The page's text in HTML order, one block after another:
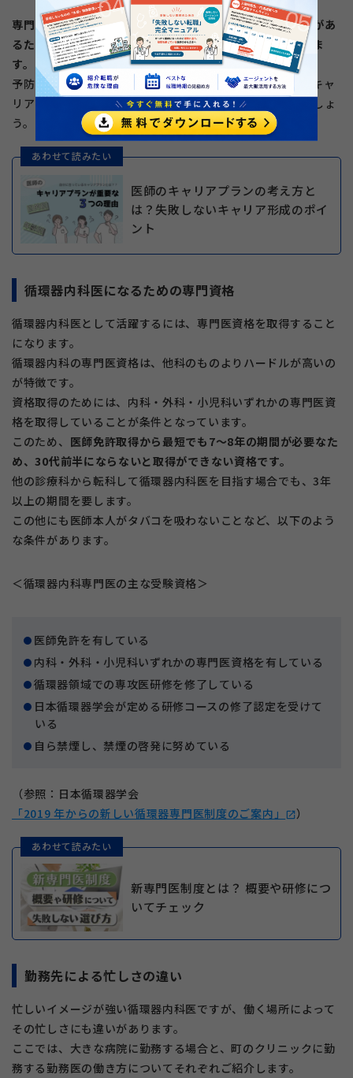
専門医になるまでの過程が長く、一般内科医としての素地があ
るため、キャリアパスの選択肢が多いことが特徴でもありま
す。
予防医療や検診、心臓リハビリテーションなど、セカンドキャ
リアの道も選びやすく、長く活躍できる領域だと言えるでしょ
う。
あわせて読みたい
医師のキャリアプランの考え方と
は？失敗しないキャリア形成のポイ
ント
循環器内科医になるための専門資格
循環器内科医として活躍するには、専門医資格を取得すること
になります。
循環器内科の専門医資格は、他科のものよりハードルが高いの
が特徴です。
資格取得のためには、内科・外科・小児科いずれかの専門医資
格を取得していることが条件となっています。
このため、 医師免許取得から最短でも7〜8年の期間が必要なた
め、30代前半にならないと取得ができない資格です。
他の診療科から転科して循環器内科医を目指す場合でも、3年
以上の期間を要します。
この他にも医師本人がタバコを吸わないことなど、以下のよう
な条件があります。
＜循環器内科専門医の主な受験資格＞
医師免許を有している
内科・外科・小児科いずれかの専門医資格を有している
循環器領域での専攻医研修を修了している
日本循環器学会が定める研修コースの修了認定を受けて
いる
自ら禁煙し、禁煙の啓発に努めている
（参照：日本循環器学会
「2019 年からの新しい循環器専門医制度のご案内」
open_in_new）
あわせて読みたい
新専門医制度とは？ 概要や研修につ
いてチェック
勤務先による忙しさの違い
忙しいイメージが強い循環器内科医ですが、働く場所によって
その忙しさにも違いがあります。
ここでは、大きな病院に勤務する場合と、町のクリニックに勤
務する勤務医の働き方についてそれぞれご紹介します。